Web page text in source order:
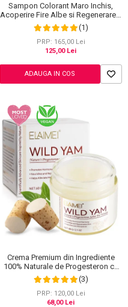
Sampon Colorant Maro Inchis,
Acoperire Fire Albe si Regenerare 3
in 1, #5 Dark Coffee, 500 ml
(1)
PRP: 165,00 Lei
125,00 Lei
ADAUGA IN COS
Crema Premium din Ingrediente
100% Naturale de Progesteron ce
amelioreaza Menstruatia sau
Menopauza, Elaimei 60 g
(3)
PRP: 120,00 Lei
68,00 Lei